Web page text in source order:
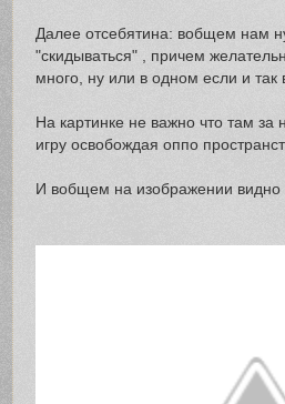
Далее отсебятина: вобщем нам
"скидываться" , причем
много, ну или в одном если и так
На картинке не важно что там за
игру освобождая оппо
И вобщем на изображении видно